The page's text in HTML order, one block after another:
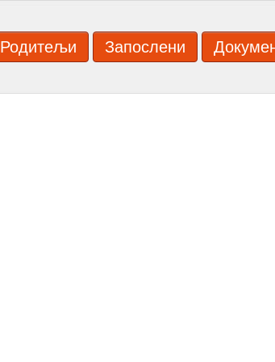
Родитељи Запослени